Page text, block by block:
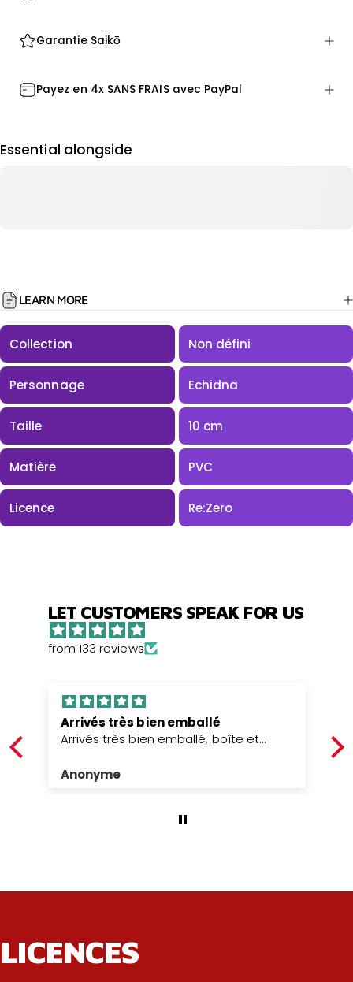
Garantie Saikō
Payez en 4x SANS FRAIS avec PayPal
Essential alongside
LEARN MORE
Collection Non défini
Personnage Echidna
Taille 10 cm
Matière PVC
Licence Re:Zero
LET CUSTOMERS SPEAK FOR US
from 133 reviews
Arrivés très bien emballé
Arrivés très bien emballé, boîte et
Anonyme
LICENCES